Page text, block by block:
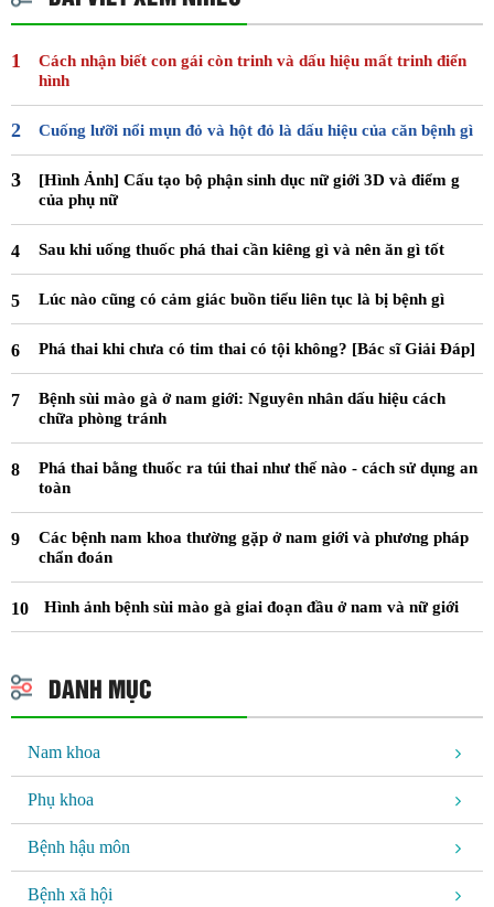
Cách nhận biết con gái còn trinh và dấu hiệu mất trinh điển
hình
Cuống lưỡi nổi mụn đỏ và hột đỏ là dấu hiệu của căn bệnh gì
[Hình Ảnh] Cấu tạo bộ phận sinh dục nữ giới 3D và điểm g
của phụ nữ
Sau khi uống thuốc phá thai cần kiêng gì và nên ăn gì tốt
Lúc nào cũng có cảm giác buồn tiểu liên tục là bị bệnh gì
Phá thai khi chưa có tim thai có tội không? [Bác sĩ Giải Đáp]
Bệnh sùi mào gà ở nam giới: Nguyên nhân dấu hiệu cách
chữa phòng tránh
Phá thai bằng thuốc ra túi thai như thế nào - cách sử dụng an
toàn
Các bệnh nam khoa thường gặp ở nam giới và phương pháp
chẩn đoán
Hình ảnh bệnh sùi mào gà giai đoạn đầu ở nam và nữ giới
DANH MỤC
Nam khoa
Phụ khoa
Bệnh hậu môn
Bệnh xã hội